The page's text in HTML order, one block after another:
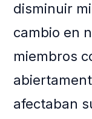
disminuir
cambio en
miembros
afectaban